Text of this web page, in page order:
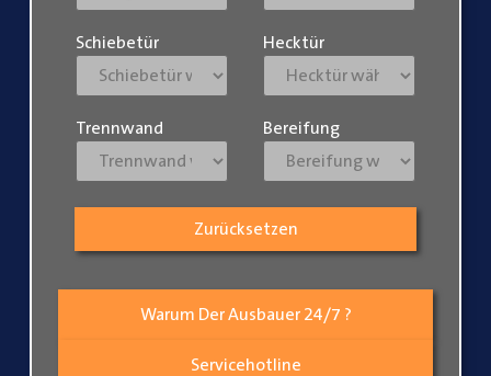
Warum Der Ausbauer 24/7 ?
Servicehotline
Schiebetür Hecktür
Trennwand Bereifung
Zurücksetzen